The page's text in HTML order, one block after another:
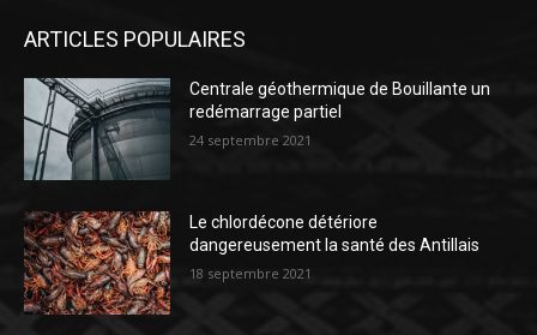
ARTICLES POPULAIRES
Centrale géothermique de Bouillante un
redémarrage partiel
24 septembre 2021
Le chlordécone détériore
dangereusement la santé des Antillais
18 septembre 2021